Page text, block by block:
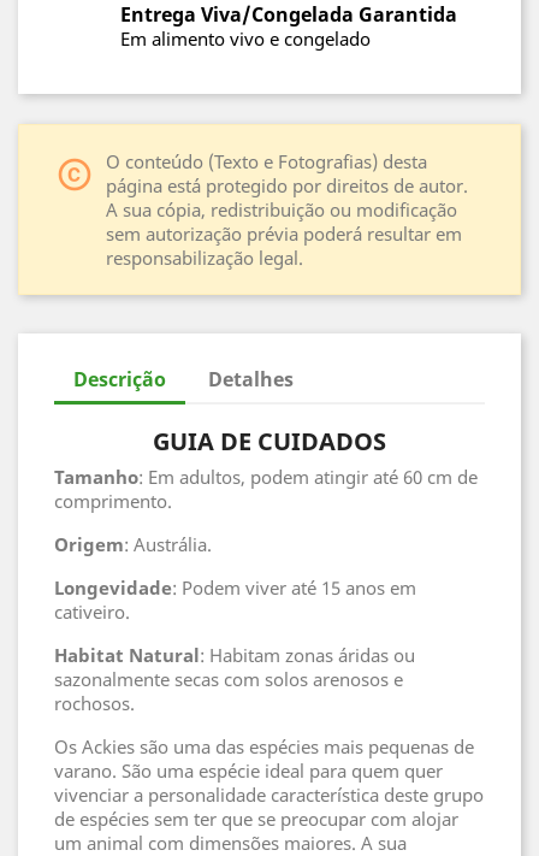
Entrega Viva/Congelada Garantida
Em alimento vivo e congelado
copyright
O conteúdo (Texto e Fotografias) desta
página está protegido por direitos de autor.
A sua cópia, redistribuição ou modificação
sem autorização prévia poderá resultar em
responsabilização legal.
Descrição Detalhes
GUIA DE CUIDADOS
Tamanho: Em adultos, podem atingir até 60 cm de
comprimento.
Origem: Austrália.
Longevidade: Podem viver até 15 anos em
cativeiro.
Habitat Natural: Habitam zonas áridas ou
sazonalmente secas com solos arenosos e
rochosos.
Os Ackies são uma das espécies mais pequenas de
varano. São uma espécie ideal para quem quer
vivenciar a personalidade característica deste grupo
de espécies sem ter que se preocupar com alojar
um animal com dimensões maiores. A sua